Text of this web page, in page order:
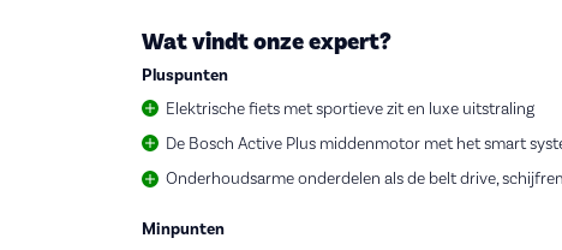
Wat vindt onze expert?
Pluspunten
Elektrische fiets met sportieve zit en luxe uitstraling
De Bosch Active Plus middenmotor met het smart
Onderhoudsarme onderdelen als de belt drive,
Minpunten